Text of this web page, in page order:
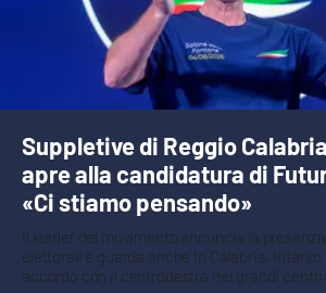
Suppletive di Reggio
apre alla candidatura di
«Ci stiamo pensando»
Il leader del movimento annuncia la
elettorali e guarda anche in Calabria. Intanto
accordo con il centrodestra nei grandi